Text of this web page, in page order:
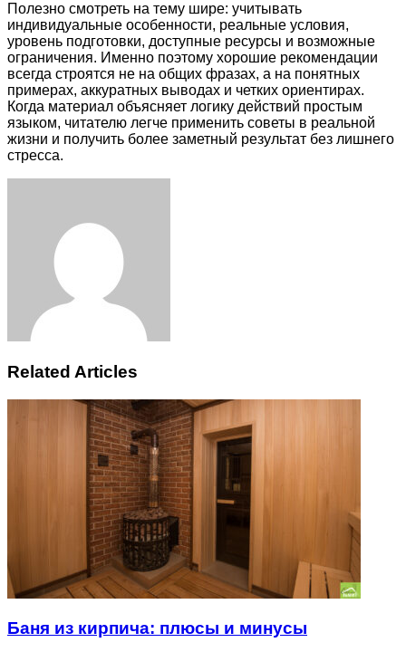
Полезно смотреть на тему шире: учитывать
индивидуальные особенности, реальные условия,
уровень подготовки, доступные ресурсы и возможные
ограничения. Именно поэтому хорошие рекомендации
всегда строятся не на общих фразах, а на понятных
примерах, аккуратных выводах и четких ориентирах.
Когда материал объясняет логику действий простым
языком, читателю легче применить советы в реальной
жизни и получить более заметный результат без лишнего
стресса.
Related Articles
Баня из кирпича: плюсы и минусы